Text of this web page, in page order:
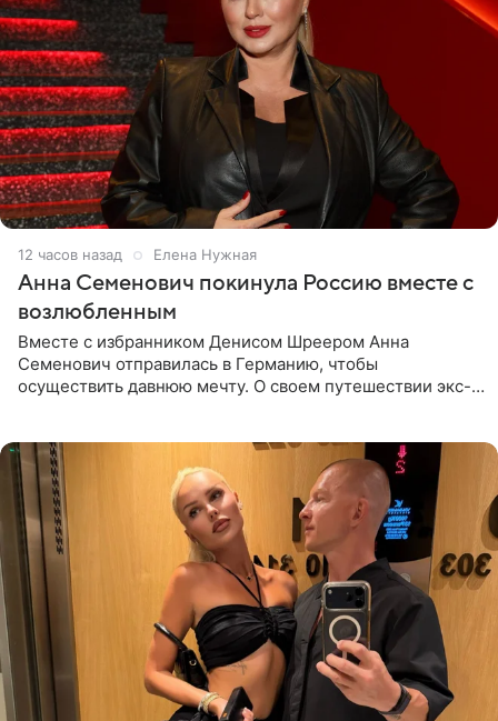
12 часов назад Елена Нужная
Анна Семенович покинула Россию вместе с
возлюбленным
Вместе с избранником Денисом Шреером Анна
Семенович отправилась в Германию, чтобы
осуществить давнюю мечту. О своем путешествии экс-